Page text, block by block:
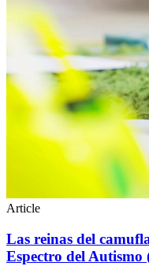
Article
Las reinas del
Espectro del Autismo